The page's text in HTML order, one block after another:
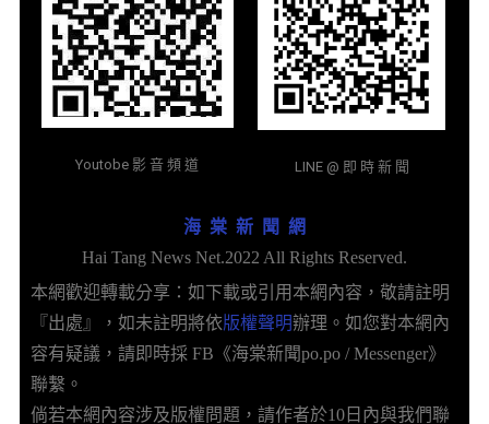
Youtobe 影 音 頻 道 LINE @ 即 時 新 聞
海 棠 新 聞 網
Hai Tang News Net.2022 All Rights Reserved.
本網歡迎轉載分享：如下載或引用本網內容，敬請註明
『出處』，如未註明將依版權聲明辦理。如您對本網內
容有疑議，請即時採 FB《海棠新聞po.po / Messenger》
聯繫。
倘若本網內容涉及版權問題，請作者於10日內與我們聯